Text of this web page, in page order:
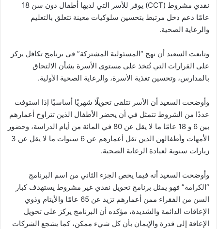
نقدي مشروط (CCT) يوفر للأسر التي لديها أطفال دون سن 18
عامًا دعم دخل مرتبط بتحسين سلوكيات معينة تتعلق بالتعليم
والرعاية الصحية.
وتابعت السعيد أن نهج “المسئولية المشتركة” في برنامج تكافل يركز
على القرارات التي تُتخذ على مستوى الأسرة بشأن الالتحاق
بالمدارس، وتحسين تغذية الأسرة، والرعاية الصحية الأولية.
وأوضحت السعيد أن الأسر تتلقى تحويلًا شهريًا أساسيًا إذا استوفت
عددًا من الشروط تتمثل في أن يحضر الأطفال الذين تتراوح أعمارهم
بين 6 و 18 عامًا ما لا يقل عن 80 في المائة من أيام الدراسة، وحضور
الأمهات وأطفالهن الذين تقل أعمارهم عن 6 سنوات ما لا يقل عن 3
زيارات سنوية لعيادة الرعاية الصحية.
وأوضحت السعيد أنه فيما يخص الجزء الثاني من اسم البرنامج
“الكرامة” فهو يمثل برنامج تحويل نقدي غير مشروط يستهدف كبار
السن من الفقراء ممن أعمارهم تزيد عن 65 عامًا والأيتام وذوي
الإعاقات الدائمة والشديدة، مؤكده أن البرنامج يركز على تحويل
الإعاقة إلى قدرة والإيمان بأن كل شيء ممكن، كما يشجع الشركات